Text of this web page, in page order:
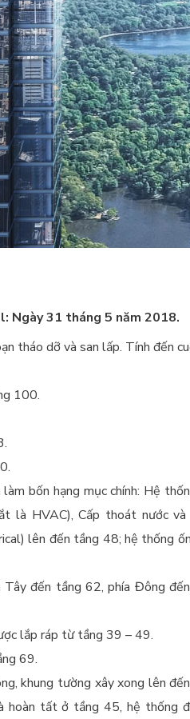
Ngày 31 tháng 5 năm 2018.
tháo dỡ và san lấp. Tính đến
100.
bốn hạng mục chính: Hệ
là HVAC), Cấp thoát nước
lên đến tầng 48; hệ thống
Tây đến tầng 62, phía Đông
lắp ráp từ tầng 39 – 49.
69.
khung tường xây xong lên
hoàn tất ở tầng 45, hệ thống